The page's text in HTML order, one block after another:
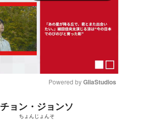
Powered by GliaStudios
チョン・ジョンソ
ちょんじょんそ